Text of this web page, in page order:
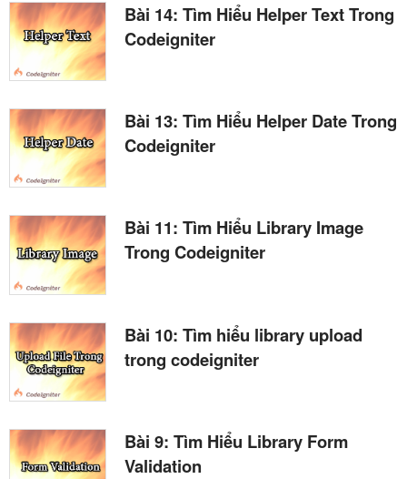
Bài 14: Tìm Hiểu Helper Text Trong
Codeigniter
Bài 13: Tìm Hiểu Helper Date Trong
Codeigniter
Bài 11: Tìm Hiểu Library Image
Trong Codeigniter
Bài 10: Tìm hiểu library upload
trong codeigniter
Bài 9: Tìm Hiểu Library Form
Validation